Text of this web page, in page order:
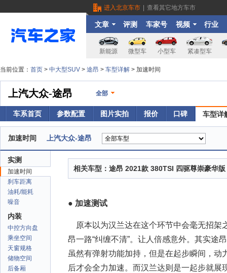
进入北京车市 查看其它地方车市
文章 评测 车家号 视频 行业
新能源 微型车 小型车 紧凑型车
当前位置： 首页 > 中大型SUV > 途昂 > 车型详解 > 加速时间
上汽大众-途昂 全部
车系首页 参数配置 图片实拍 报价 口碑 车型详
加速时间 上汽大众-途昂
实测
加速时间
刹车距离
油耗/能耗
噪音
内装
中控方向盘
乘坐空间
天窗规格
储物空间
后备厢
相关车型： 途昂 2021款 380TSI 四驱尊崇豪华版
● 加速测试
原本以为汉兰达在这个环节中会毫无招架
昂一路“纠缠不清”。让人倍感意外。其实途
虽然有弹射功能加持，但是在起步瞬间，
后才会全力加速。而汉兰达则是一起步就